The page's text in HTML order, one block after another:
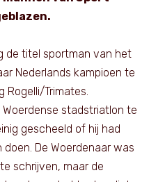
de titel sportman van het
Nederlands kampioen te
Rogelli/Trimates.
stadstriatlon te
gescheeld of hij had
De Woerdenaar was
schrijven, maar de